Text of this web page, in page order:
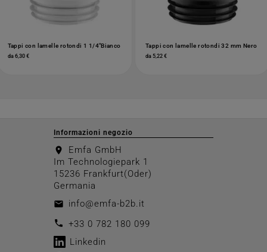
Tappi con lamelle rotondi 1 1/4"Bianco
da 6,30 €
Tappi con lamelle rotondi 32 mm Nero
da 5,22 €
Informazioni negozio
location_on
Emfa GmbH
Im Technologiepark 1
15236 Frankfurt(Oder)
Germania
email info@emfa-b2b.it
call +33 0 782 180 099
Linkedin